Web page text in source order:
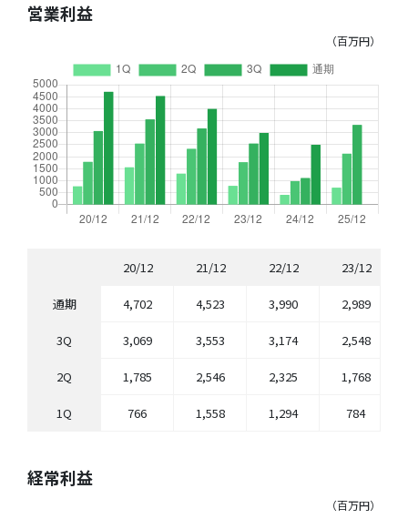
営業利益
（百万円）
通期
3Q
2Q
1Q
20/12
4,702
3,069
1,785
766
21/12
4,523
3,553
2,546
1,558
22/12
3,990
3,174
2,325
1,294
23/12
2,989
2,548
1,768
784
経常利益
（百万円）